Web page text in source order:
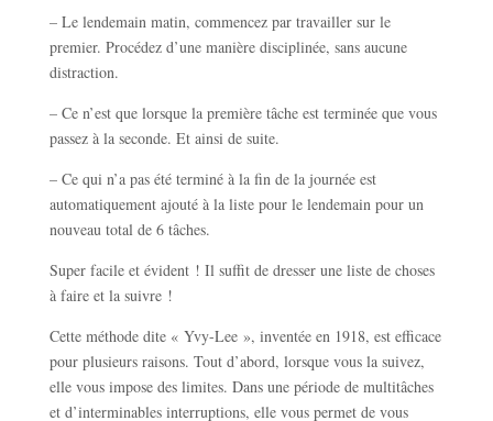
– Le lendemain matin, commencez par travailler sur le
premier. Procédez d’une manière disciplinée, sans aucune
distraction.
– Ce n’est que lorsque la première tâche est terminée que vous
passez à la seconde. Et ainsi de suite.
– Ce qui n’a pas été terminé à la fin de la journée est
automatiquement ajouté à la liste pour le lendemain pour un
nouveau total de 6 tâches.
Super facile et évident ! Il suffit de dresser une liste de choses
à faire et la suivre !
Cette méthode dite « Yvy-Lee », inventée en 1918, est efficace
pour plusieurs raisons. Tout d’abord, lorsque vous la suivez,
elle vous impose des limites. Dans une période de multitâches
et d’interminables interruptions, elle vous permet de vous